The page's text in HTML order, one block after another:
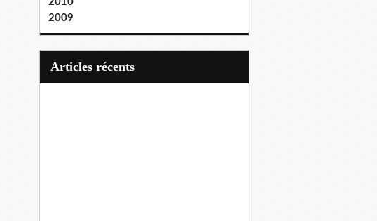
2009
articles récents